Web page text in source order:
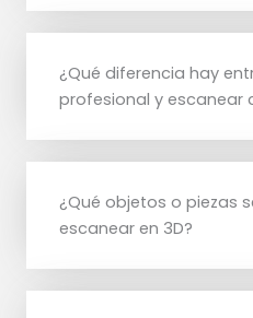
¿Qué diferencia hay
profesional y escanear
¿Qué objetos o piezas
escanear en 3D?